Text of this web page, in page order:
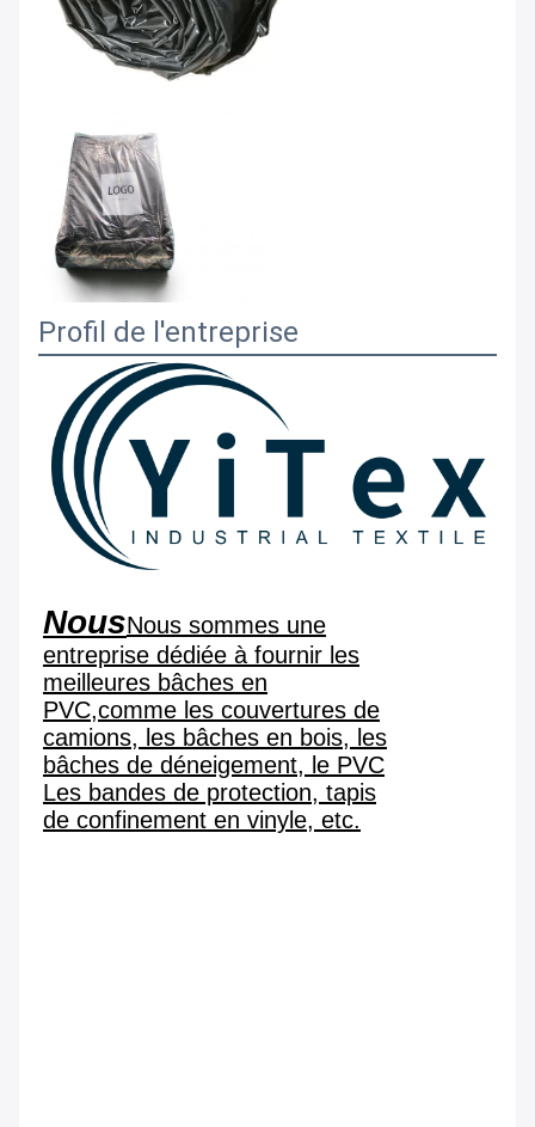
Profil de l'entreprise
NousNous sommes une
entreprise dédiée à fournir les
meilleures bâches en
PVC,comme les couvertures de
camions, les bâches en bois, les
bâches de déneigement, le PVC
Les bandes de protection, tapis
de confinement en vinyle, etc.